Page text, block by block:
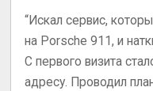
“Искал сервис,
на Porsche 911, и
С первого визита
адресу. Проводил